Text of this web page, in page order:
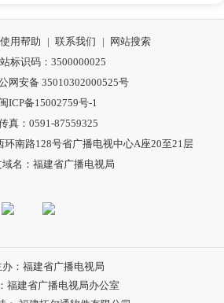
使用帮助 | 联系我们 |
网站搜索
标识码：3500000025
网安备 35010302000525号
闽ICP备15002759号-1
真：0591-87559325
环南路128号省广播电视中心A座20至21层
域名：福建省广播电视局
办：福建省广播电视局
福建省广播电视局办公室